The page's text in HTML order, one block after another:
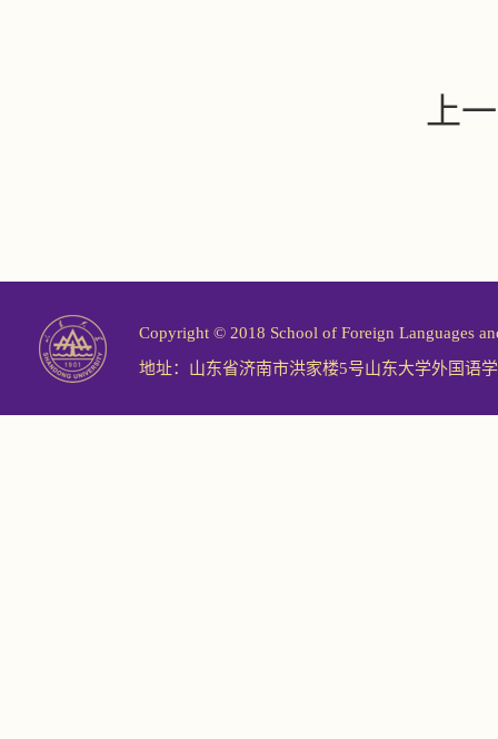
上
Copyright © 2018 School of Foreign Languages
地址：山东省济南市洪家楼5号山东大学外国语